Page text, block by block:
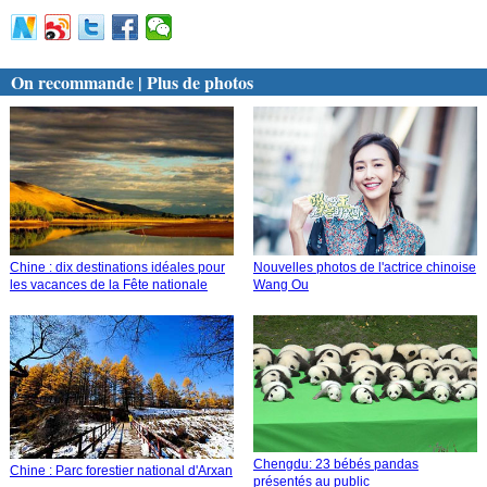
On recommande | Plus de photos
Chine : dix destinations idéales pour
les vacances de la Fête nationale
Nouvelles photos de l'actrice chinoise
Wang Ou
Chine : Parc forestier national d'Arxan
Chengdu: 23 bébés pandas
présentés au public